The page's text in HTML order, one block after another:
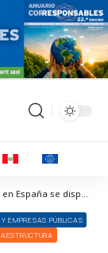
Corresponsables > Noticias > La Inteligencia Artificial en España se dispara con un crecimiento anual del 27%
EMPRESAS PÚBLICAS